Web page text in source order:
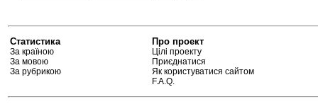
Статистика
За країною
За мовою
За рубрикою
Про проект
Цілі проекту
Приєднатися
Як користуватися сайтом
F.A.Q.